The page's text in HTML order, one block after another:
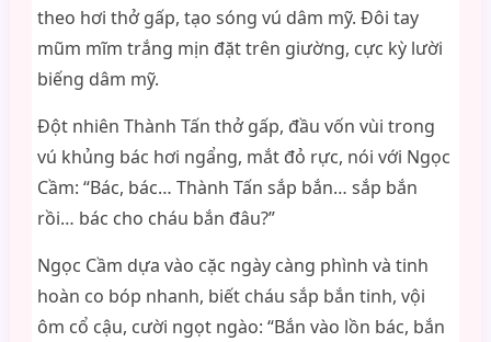
theo hơi thở gấp, tạo sóng vú dâm mỹ. Đôi tay
mũm mĩm trắng mịn đặt trên giường, cực kỳ lười
biếng dâm mỹ.
Đột nhiên Thành Tấn thở gấp, đầu vốn vùi trong
vú khủng bác hơi ngẩng, mắt đỏ rực, nói với Ngọc
Cầm: “Bác, bác… Thành Tấn sắp bắn… sắp bắn
rồi… bác cho cháu bắn đâu?”
Ngọc Cầm dựa vào cặc ngày càng phình và tinh
hoàn co bóp nhanh, biết cháu sắp bắn tinh, vội
ôm cổ cậu, cười ngọt ngào: “Bắn vào lồn bác, bắn